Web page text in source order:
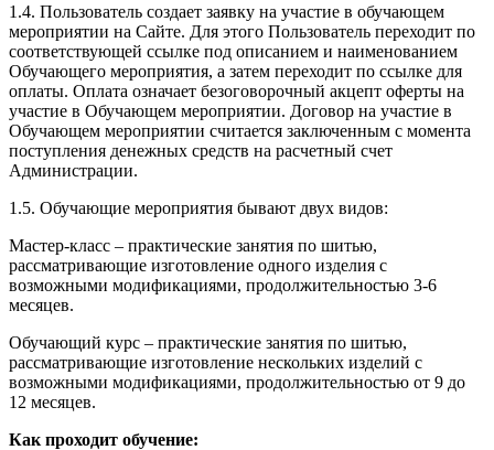
1.4. Пользователь создает заявку на участие в обучающем
мероприятии на Сайте. Для этого Пользователь переходит по
соответствующей ссылке под описанием и наименованием
Обучающего мероприятия, а затем переходит по ссылке для
оплаты. Оплата означает безоговорочный акцепт оферты на
участие в Обучающем мероприятии. Договор на участие в
Обучающем мероприятии считается заключенным с момента
поступления денежных средств на расчетный счет
Администрации.
1.5. Обучающие мероприятия бывают двух видов:
Мастер-класс – практические занятия по шитью,
рассматривающие изготовление одного изделия с
возможными модификациями, продолжительностью 3-6
месяцев.
Обучающий курс – практические занятия по шитью,
рассматривающие изготовление нескольких изделий с
возможными модификациями, продолжительностью от 9 до
12 месяцев.
Как проходит обучение: